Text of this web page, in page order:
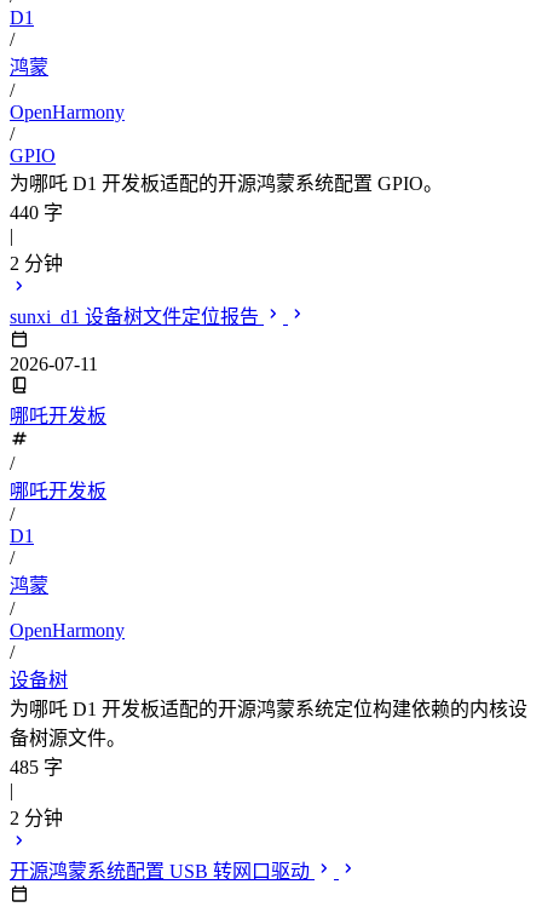
D1
/
鸿蒙
/
OpenHarmony
/
GPIO
为哪吒 D1 开发板适配的开源鸿蒙系统配置 GPIO。
440 字
|
2 分钟
sunxi_d1 设备树文件定位报告
2026-07-11
哪吒开发板
/
哪吒开发板
/
D1
/
鸿蒙
/
OpenHarmony
/
设备树
为哪吒 D1 开发板适配的开源鸿蒙系统定位构建依赖的内核设
备树源文件。
485 字
|
2 分钟
开源鸿蒙系统配置 USB 转网口驱动